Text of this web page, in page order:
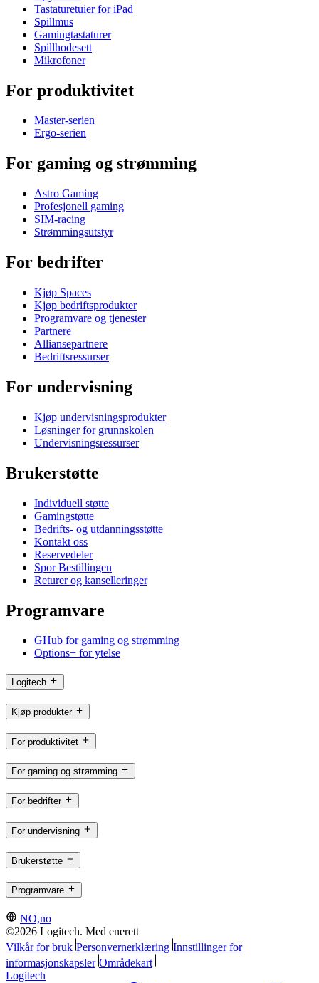
Tastaturetuier for iPad
Spillmus
Gamingtastaturer
Spillhodesett
Mikrofoner
For produktivitet
Master-serien
Ergo-serien
For gaming og strømming
Astro Gaming
Profesjonell gaming
SIM-racing
Strømmingsutstyr
For bedrifter
Kjøp Spaces
Kjøp bedriftsprodukter
Programvare og tjenester
Partnere
Alliansepartnere
Bedriftsressurser
For undervisning
Kjøp undervisningsprodukter
Løsninger for grunnskolen
Undervisningsressurser
Brukerstøtte
Individuell støtte
Gamingstøtte
Bedrifts- og utdanningsstøtte
Kontakt oss
Reservedeler
Spor Bestillingen
Returer og kanselleringer
Programvare
GHub for gaming og strømming
Options+ for ytelse
Logitech
Kjøp produkter
For produktivitet
For gaming og strømming
For bedrifter
For undervisning
Brukerstøtte
Programvare
NO,no
©2026 Logitech. Med enerett
Vilkår for bruk Personvernerklæring Innstillinger for
informasjonskapsler Områdekart
Logitech